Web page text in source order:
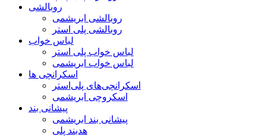
روبالشی
روبالشی ابریشمی
روبالشی پلی استر
لباس خواب
لباس خواب پلی استر
لباس خواب ابریشمی
اسکرانچی ها
اسکرانچی‌های پلی‌استر
اسکروچی ابریشمی
پیشانی بند
پیشانی بند ابریشمی
هدبند پلی